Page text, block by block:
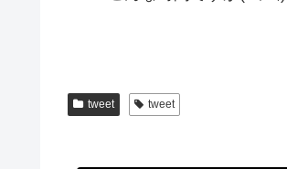
tweet tweet